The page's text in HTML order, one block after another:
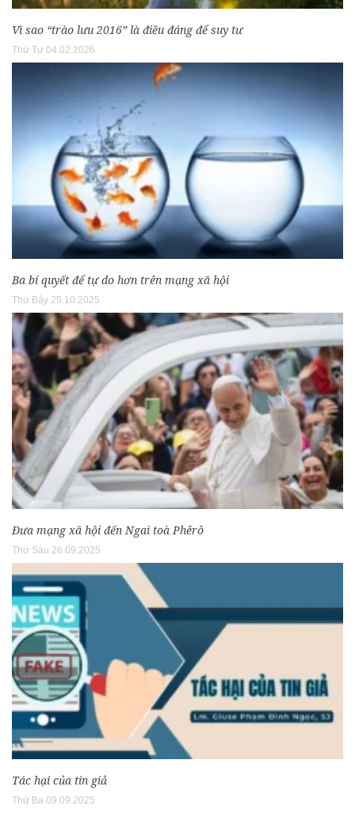
Vì sao “trào lưu 2016” là điều đáng để suy tư
Thứ Tư 04.02.2026
Ba bí quyết để tự do hơn trên mạng xã hội
Thứ Bảy 25.10.2025
Đưa mạng xã hội đến Ngai toà Phêrô
Thứ Sáu 26.09.2025
Tác hại của tin giả
Thứ Ba 09.09.2025